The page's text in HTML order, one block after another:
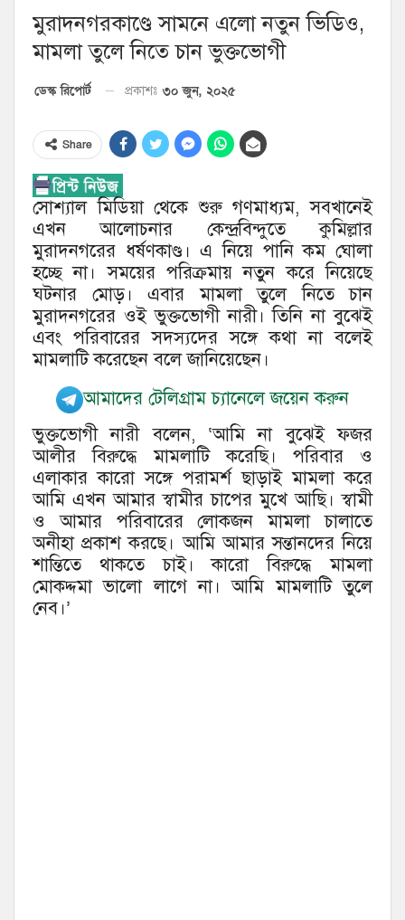
মুরাদনগরকাণ্ডে সামনে এলো নতুন ভিডিও,
মামলা তুলে নিতে চান ভুক্তভোগী
ডেস্ক রিপোর্ট প্রকাশঃ ৩০ জুন, ২০২৫
Share
সোশ্যাল মিডিয়া থেকে শুরু গণমাধ্যম, সবখানেই
এখন আলোচনার কেন্দ্রবিন্দুতে কুমিল্লার
মুরাদনগরের ধর্ষণকাণ্ড। এ নিয়ে পানি কম ঘোলা
হচ্ছে না। সময়ের পরিক্রমায় নতুন করে নিয়েছে
ঘটনার মোড়। এবার মামলা তুলে নিতে চান
মুরাদনগরের ওই ভুক্তভোগী নারী। তিনি না বুঝেই
এবং পরিবারের সদস্যদের সঙ্গে কথা না বলেই
মামলাটি করেছেন বলে জানিয়েছেন।
আমাদের টেলিগ্রাম চ্যানেলে জয়েন করুন
ভুক্তভোগী নারী বলেন, ‘আমি না বুঝেই ফজর
আলীর বিরুদ্ধে মামলাটি করেছি। পরিবার ও
এলাকার কারো সঙ্গে পরামর্শ ছাড়াই মামলা করে
আমি এখন আমার স্বামীর চাপের মুখে আছি। স্বামী
ও আমার পরিবারের লোকজন মামলা চালাতে
অনীহা প্রকাশ করছে। আমি আমার সন্তানদের নিয়ে
শান্তিতে থাকতে চাই। কারো বিরুদ্ধে মামলা
মোকদ্দমা ভালো লাগে না। আমি মামলাটি তুলে
নেব।’